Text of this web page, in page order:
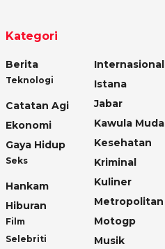
Kategori
Berita
Teknologi
Catatan Agi
Ekonomi
Gaya Hidup
Seks
Hankam
Hiburan
Film
Selebriti
Internasional
Istana
Jabar
Kawula Muda
Kesehatan
Kriminal
Kuliner
Metropolitan
Motogp
Musik